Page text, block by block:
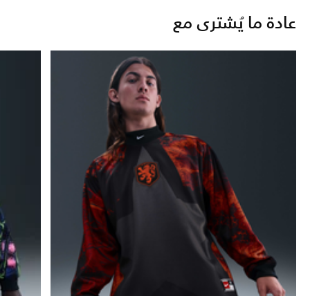
عادة ما يُشترى مع